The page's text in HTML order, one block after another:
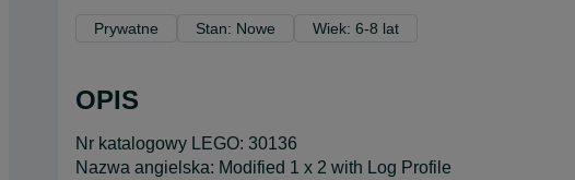
Prywatne Stan: Nowe Wiek: 6-8 lat
OPIS
Nr katalogowy LEGO: 30136
Nazwa angielska: Modified 1 x 2 with Log Profile